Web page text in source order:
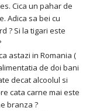
Cica un pahar de
Adica sa bei cu
? Si la tigari este
astazi in Romania (
de doi bani
decat alcoolul si
cata carne mai este
branza ?